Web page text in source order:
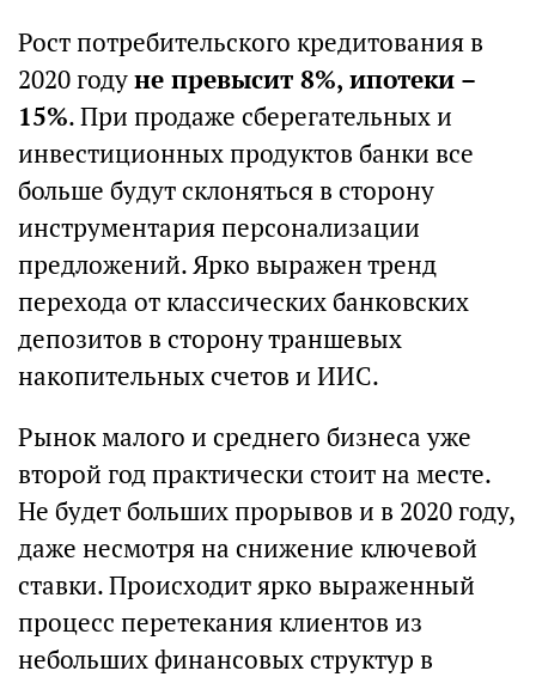
Рост потребительского кредитования в
2020 годуне превысит 8%, ипотеки –
15%. При продаже сберегательных и
инвестиционных продуктов банки все
больше будут склоняться в сторону
инструментария персонализации
предложений. Ярко выражен тренд
перехода от классических банковских
депозитов в сторону траншевых
накопительных счетов и ИИС.
Рынок малого и среднего бизнеса уже
второй год практически стоит на месте.
Не будет больших прорывов и в 2020 году,
даже несмотря на снижение ключевой
ставки. Происходит ярко выраженный
процесс перетекания клиентов из
небольших финансовых структур в